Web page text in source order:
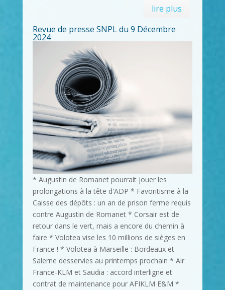
lire plus
Revue de presse SNPL du 9 Décembre
2024
* Augustin de Romanet pourrait jouer les
prolongations à la tête d'ADP * Favoritisme à la
Caisse des dépôts : un an de prison ferme requis
contre Augustin de Romanet * Corsair est de
retour dans le vert, mais a encore du chemin à
faire * Volotea vise les 10 millions de sièges en
France ! * Volotea à Marseille : Bordeaux et
Salerne desservies au printemps prochain * Air
France-KLM et Saudia : accord interligne et
contrat de maintenance pour AFIKLM E&M *